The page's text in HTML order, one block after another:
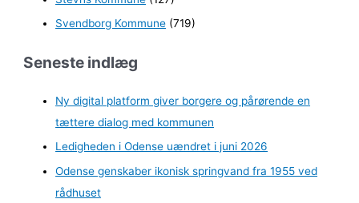
Svendborg Kommune (719)
Seneste indlæg
Ny digital platform giver borgere og pårørende en
tættere dialog med kommunen
Ledigheden i Odense uændret i juni 2026
Odense genskaber ikonisk springvand fra 1955 ved
rådhuset